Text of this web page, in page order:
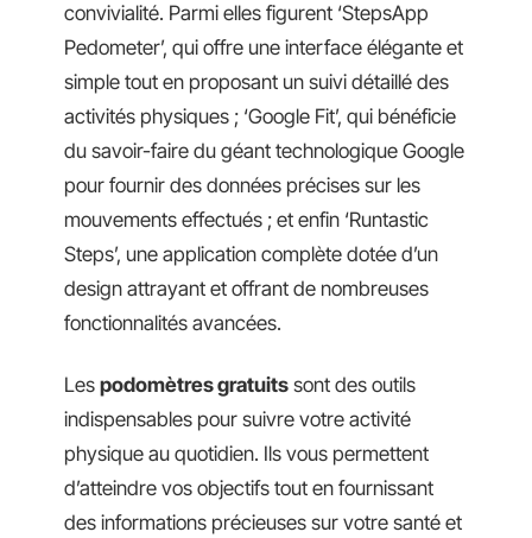
convivialité. Parmi elles figurent ‘StepsApp
Pedometer’, qui offre une interface élégante et
simple tout en proposant un suivi détaillé des
activités physiques ; ‘Google Fit’, qui bénéficie
du savoir-faire du géant technologique Google
pour fournir des données précises sur les
mouvements effectués ; et enfin ‘Runtastic
Steps’, une application complète dotée d’un
design attrayant et offrant de nombreuses
fonctionnalités avancées.
Les podomètres gratuits sont des outils
indispensables pour suivre votre activité
physique au quotidien. Ils vous permettent
d’atteindre vos objectifs tout en fournissant
des informations précieuses sur votre santé et